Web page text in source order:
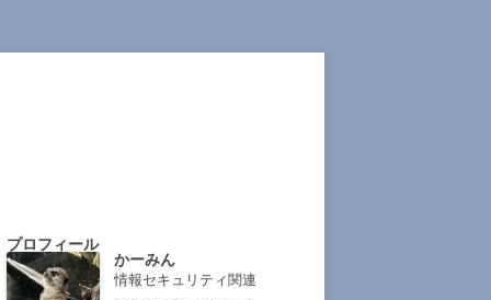
プロフィール
かーみん
情報セキュリティ関連